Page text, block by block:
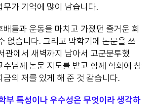
무가 기억에 많이 남습니다.
들과 운동을 마치고 가졌던 즐거운 회
없습니다. 그리고 막학기에 논문을 쓰
관에서 새벽까지 남아서 고군분투했
수님께 논문 지도를 받고 함께 학회에 참
금의 저를 있게 해 준 것 같습니다.
부 특성이나 우수성은 무엇이라 생각하